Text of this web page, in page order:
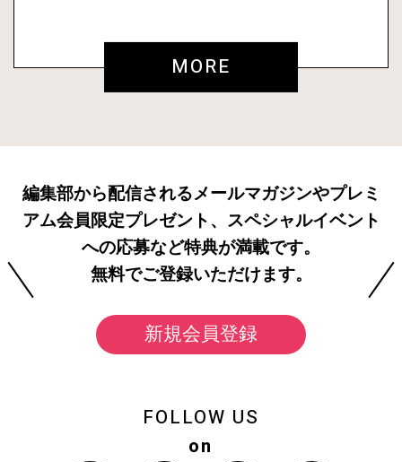
MORE
編集部から配信されるメールマガジンやプレミ
アム会員限定プレゼント、スペシャルイベント
への応募など特典が満載です。
無料でご登録いただけます。
新規会員登録
FOLLOW US
on